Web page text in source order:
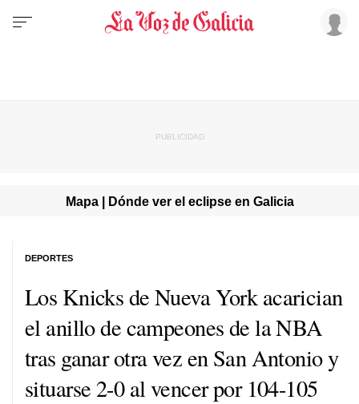
Mapa | Dónde ver el eclipse en Galicia
Los Knicks de Nueva York acarician
el anillo de campeones de la NBA
tras ganar otra vez en San Antonio y
situarse 2-0 al vencer por 104-105
DEPORTES